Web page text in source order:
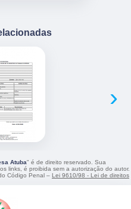
›
Atuba" é de direito reservado. Sua
links, é proibida sem a autorização do autor.
Código Penal – Lei 9610/98 - Lei de direitos